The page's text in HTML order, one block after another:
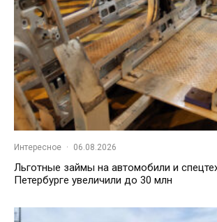
Интересное · 06.08.2026
Льготные займы на автомобили и
Петербурге увеличили до 30 млн